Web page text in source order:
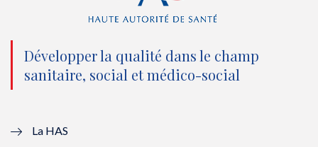
n
o
u
k
(
n
o
(
n
o
u
(
n
o
Développer la qualité dans le champ
sanitaire, social et médico-social
La HAS